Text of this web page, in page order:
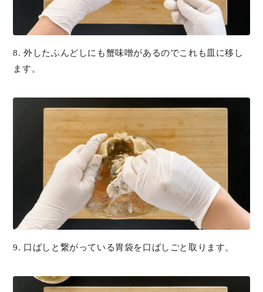
8. 外したふんどしにも蟹味噌があるのでこれも皿に移し
ます。
9. 口ばしと繋がっている胃袋を口ばしごと取ります。